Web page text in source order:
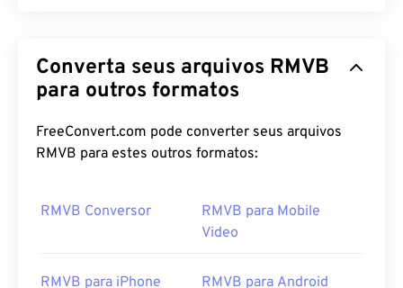
Converta seus arquivos RMVB
para outros formatos
FreeConvert.com pode converter seus arquivos
RMVB para estes outros formatos:
RMVB Conversor
RMVB para Mobile
Video
RMVB para iPhone RMVB para Android